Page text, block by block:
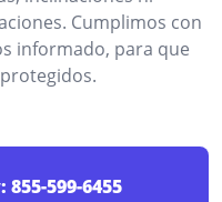
Cumplimos con
informado, para que
855-599-6455